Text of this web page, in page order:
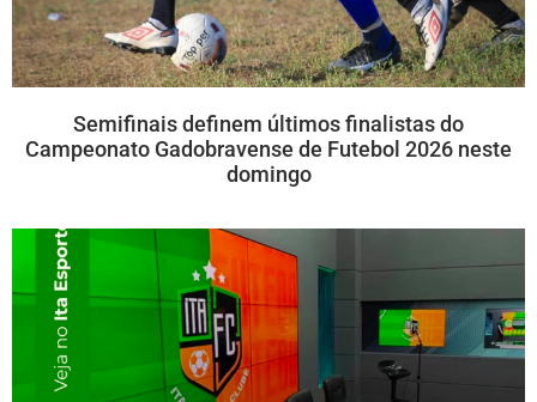
Semifinais definem últimos finalistas do
Campeonato Gadobravense de Futebol 2026 neste
domingo